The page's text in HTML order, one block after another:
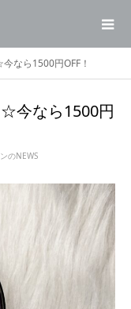
なら1500円OFF！
今なら1500円
のNEWS